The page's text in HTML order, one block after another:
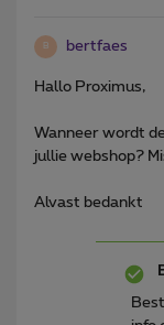
B bertfaes
Hallo Proximus,
Wanneer wordt
jullie webshop?
Alvast bedankt